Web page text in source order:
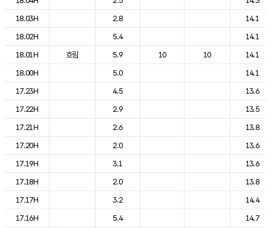
18.03H
2.8
14.1
18.02H
5.4
14.1
18.01H
흐림 5.9 10 10
14.1
18.00H
5.0
14.1
17.23H
4.5
13.6
17.22H
2.9
13.5
17.21H
2.6
13.8
17.20H
2.0
13.6
17.19H
3.1
13.6
17.18H
2.0
13.8
17.17H
3.2
14.4
17.16H
5.4
14.7